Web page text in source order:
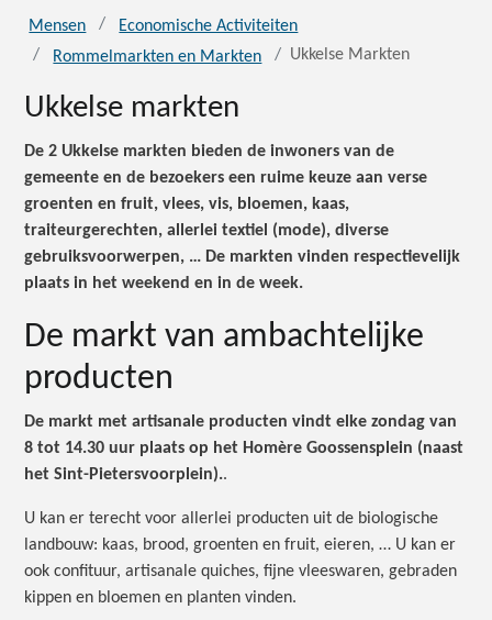
Mensen
Economische Activiteiten
Rommelmarkten en Markten
Ukkelse Markten
Ukkelse markten
De 2 Ukkelse markten bieden de inwoners van de
gemeente en de bezoekers een ruime keuze aan verse
groenten en fruit, vlees, vis, bloemen, kaas,
traiteurgerechten, allerlei textiel (mode), diverse
gebruiksvoorwerpen, … De markten vinden respectievelijk
plaats in het weekend en in de week.
De markt van ambachtelijke
producten
De markt met artisanale producten vindt elke zondag van
8 tot 14.30 uur plaats op het Homère Goossensplein (naast
het Sint-Pietersvoorplein)..
U kan er terecht voor allerlei producten uit de biologische
landbouw: kaas, brood, groenten en fruit, eieren, … U kan er
ook confituur, artisanale quiches, fijne vleeswaren, gebraden
kippen en bloemen en planten vinden.